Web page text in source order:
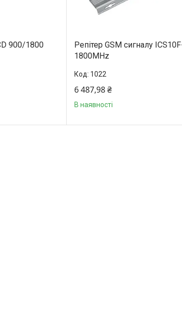
900/1800
Репітер GSM сигналу
1800MHz
1022
6 487,98 ₴
В наявності